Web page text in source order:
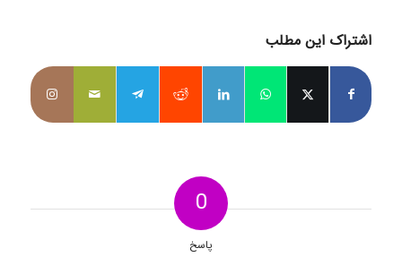
اشتراک این مطلب
0
پاسخ